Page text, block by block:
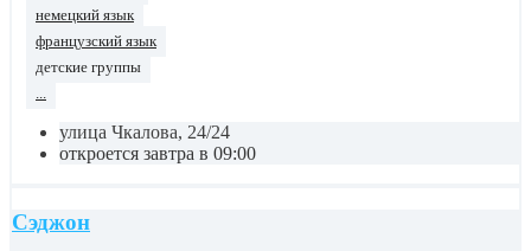
немецкий язык
французский язык
детские группы
улица Чкалова, 24/24
откроется завтра в 09:00
Сэджон